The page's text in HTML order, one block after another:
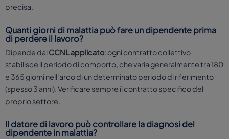
precisa.
Quanti giorni di malattia può fare un dipendente prima
di perdere il lavoro?
Dipende dal CCNL applicato: ogni contratto collettivo
stabilisce il periodo di comporto, che varia generalmente tra 180
e 365 giorni nell'arco di un determinato periodo di riferimento
(spesso 3 anni). Verificare sempre il contratto specifico del
proprio settore.
Il datore di lavoro può controllare la diagnosi del
dipendente in malattia?